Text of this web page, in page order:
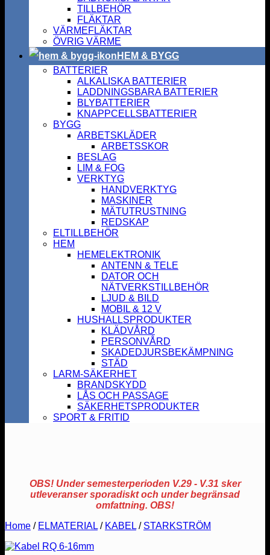
TILLBEHÖR
FLÄKTAR
VÄRMEFLÄKTAR
ÖVRIG VÄRME
HEM & BYGG
BATTERIER
ALKALISKA BATTERIER
LADDNINGSBARA BATTERIER
BLYBATTERIER
KNAPPCELLSBATTERIER
BYGG
ARBETSKLÄDER
ARBETSSKOR
BESLAG
LIM & FOG
VERKTYG
HANDVERKTYG
MASKINER
MÄTUTRUSTNING
REDSKAP
ELTILLBEHÖR
HEM
HEMELEKTRONIK
ANTENN & TELE
DATOR OCH
NÄTVERKSTILLBEHÖR
LJUD & BILD
MOBIL & 12 V
HUSHALLSPRODUKTER
KLÄDVÅRD
PERSONVÅRD
SKADEDJURSBEKÄMPNING
STÄD
LARM-SÄKERHET
BRANDSKYDD
LÅS OCH PASSAGE
SÄKERHETSPRODUKTER
SPORT & FRITID
OBS! Under semesterperioden V.29 - V.31 sker
utleveranser sporadiskt och under begränsad
omfattning. OBS!
Home / ELMATERIAL / KABEL / STARKSTRÖM